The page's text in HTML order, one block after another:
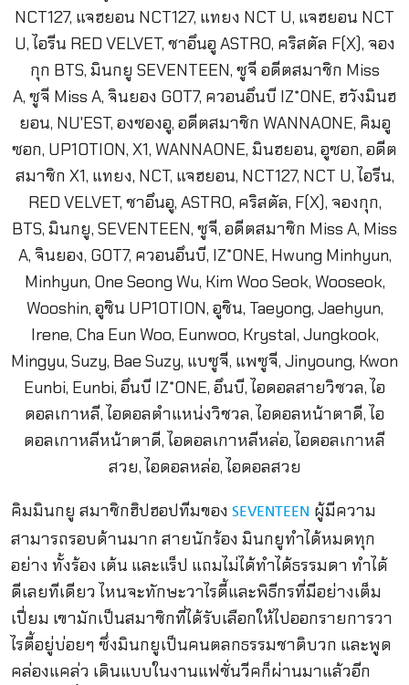
คิมมินกยู สมาชิกฮิปฮอปทีมของ SEVENTEEN ผู้มีความ
สามารถรอบด้านมาก สายนักร้อง มินกยูทำได้หมดทุก
อย่าง ทั้งร้อง เต้น และแร็ป แถมไม่ได้ทำได้ธรรมดา ทำได้
ดีเลยทีเดียว ไหนจะทักษะวาไรตี้และพิธีกรที่มีอย่างเต็ม
เปี่ยม เขามักเป็นสมาชิกที่ได้รับเลือกให้ไปออกรายการวา
ไรตี้อยู่บ่อยๆ ซึ่งมินกยูเป็นคนตลกธรรมชาติบวก และพูด
คล่องแคล่ว เดินแบบในงานแฟชั่นวีคก็ผ่านมาแล้วอีก